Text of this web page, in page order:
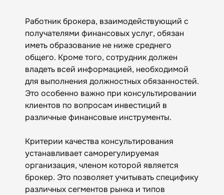
Работник брокера, взаимодействующий с
получателями финансовых услуг, обязан
иметь образование не ниже среднего
общего. Кроме того, сотрудник должен
владеть всей информацией, необходимой
для выполнения должностных обязанностей.
Это особенно важно при консультировании
клиентов по вопросам инвестиций в
различные финансовые инструменты.
Критерии качества консультирования
устанавливает саморегулируемая
организация, членом которой является
брокер. Это позволяет учитывать специфику
различных сегментов рынка и типов